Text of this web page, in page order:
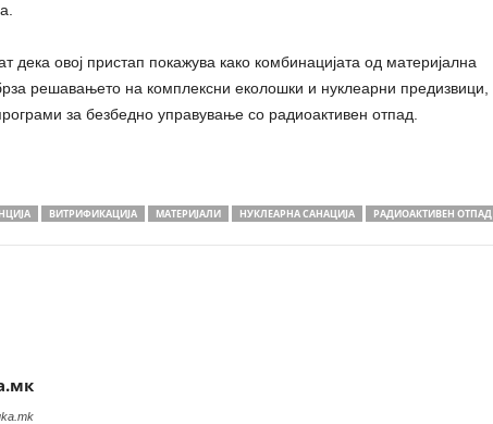
дека овој пристап покажува како комбинацијата од материјална
решавањето на комплексни еколошки и нуклеарни предизвици,
за безбедно управување со радиоактивен отпад.
ВИТРИФИКАЦИЈА МАТЕРИЈАЛИ НУКЛЕАРНА САНАЦИЈА РАДИОАКТИВЕН ОТПАД